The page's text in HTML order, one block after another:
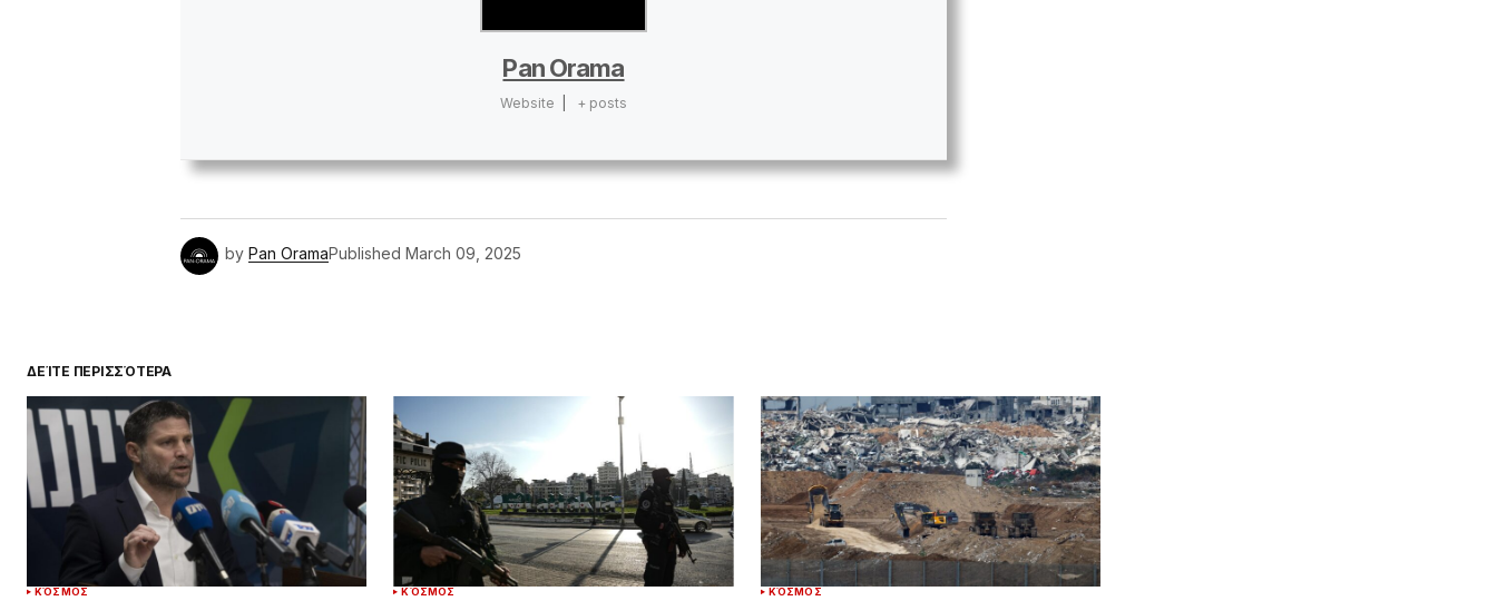
Pan Orama
Website + posts
by Pan OramaPublished March 09, 2025
ΔΕΊΤΕ ΠΕΡΙΣΣΌΤΕΡΑ
ΚΌΣΜΟΣ ΚΌΣΜΟΣ ΚΌΣΜΟΣ